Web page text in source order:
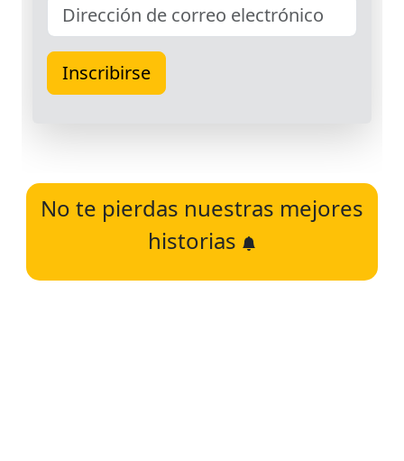
No te pierdas nuestras mejores
historias